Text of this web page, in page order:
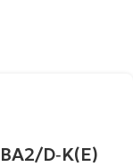
D‐K(E)